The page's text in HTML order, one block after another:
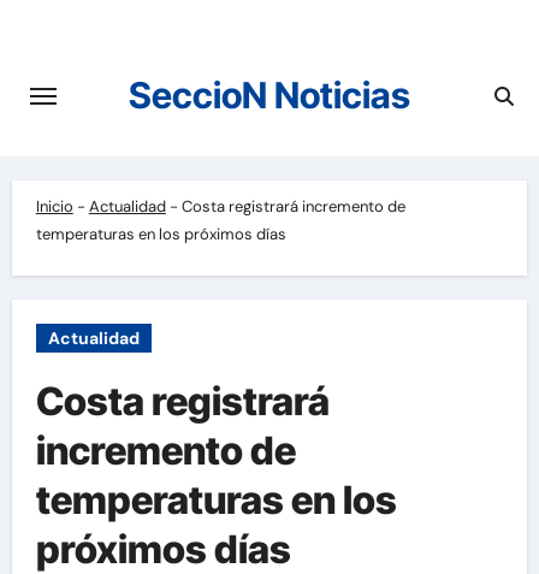
contenido
SeccioN Noticias
Inicio - Actualidad- Costa registrará incremento de
temperaturas en los próximos días
Actualidad
Costa registrará
incremento de
temperaturas en los
próximos días